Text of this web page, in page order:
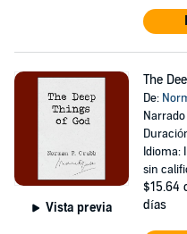
Vista previa
The
De:
Idioma:
sin
$15.64
días